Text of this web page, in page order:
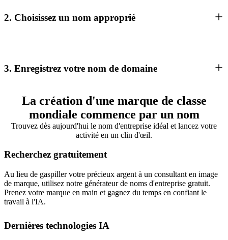
2. Choisissez un nom approprié
3. Enregistrez votre nom de domaine
La création d'une marque de classe
mondiale commence par un nom
Trouvez dès aujourd'hui le nom d'entreprise idéal et lancez votre
activité en un clin d'œil.
Recherchez gratuitement
Au lieu de gaspiller votre précieux argent à un consultant en image
de marque, utilisez notre générateur de noms d'entreprise gratuit.
Prenez votre marque en main et gagnez du temps en confiant le
travail à l'IA.
Dernières technologies IA